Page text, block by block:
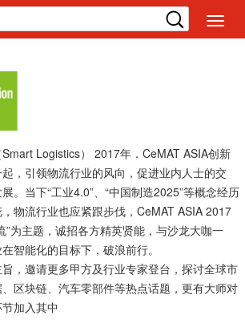
切
换
Logistics） 2017年．CeMAT ASIA创新
，引领物流行业的风向，促进业内人士的交
。当下“工业4.0”、“中国制造2025”等概念经历
物流行业也应紧跟步伐，CeMAT ASIA 2017
”为主题，诚招各方精英贤能，与沙龙大咖一
智能化的目标下，破浪前行。
，邀请更多甲方及行业专家登台，探讨全球市
区块链、汽车零部件等热点话题，更有大师对
加入其中